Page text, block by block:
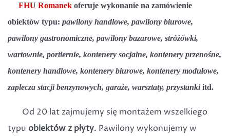
FHU Romanek oferuje wykonanie na zamówienie
obiektów typu: pawilony handlowe, pawilony biurowe,
pawilony gastronomiczne, pawilony bazarowe, stróżówki,
wartownie, portiernie, kontenery socjalne, kontenery przenośne,
kontenery handlowe, kontenery biurowe, kontenery modułowe,
zaplecza stacji benzynowych, garaże, warsztaty, przystankiitd.
Od 20 lat zajmujemy się montażem wszelkiego
typu obiektów z płyty. Pawilony wykonujemy w